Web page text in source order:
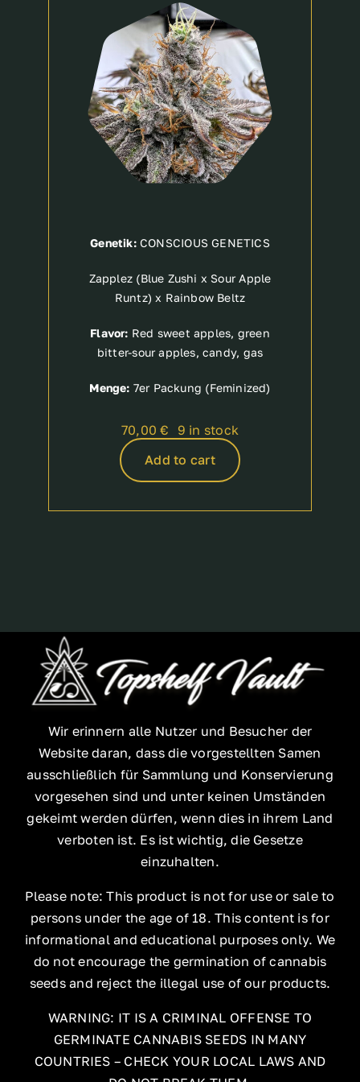
Genetik:CONSCIOUS GENETICS
Zapplez (Blue Zushi x Sour Apple
Runtz) x Rainbow Beltz
Flavor: Red sweet apples, green
bitter-sour apples, candy, gas
Menge: 7er Packung (Feminized)
70,00€
9 in stock
Add to cart
Wir erinnern alle Nutzer und Besucher der
Website daran, dass die vorgestellten Samen
ausschließlich für Sammlung und Konservierung
vorgesehen sind und unter keinen Umständen
gekeimt werden dürfen, wenn dies in ihrem Land
verboten ist. Es ist wichtig, die Gesetze
einzuhalten.
Please note: This product is not for use or sale to
persons under the age of 18. This content is for
informational and educational purposes only. We
do not encourage the germination of cannabis
seeds and reject the illegal use of our products.
WARNING: IT IS A CRIMINAL OFFENSE TO
GERMINATE CANNABIS SEEDS IN MANY
COUNTRIES – CHECK YOUR LOCAL LAWS AND